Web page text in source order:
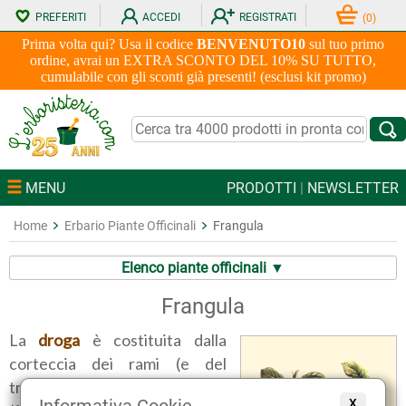
Prima volta qui? Usa il codice BENVENUTO10 sul tuo primo
ordine, avrai un EXTRA SCONTO DEL 10% SU TUTTO,
cumulabile con gli sconti già presenti! (esclusi kit promo)
PREFERITI ACCEDI REGISTRATI (0)
MENU PRODOTTI | NEWSLETTER
Home Erbario Piante Officinali Frangula
Elenco piante officinali ▼
Frangula
La droga è costituita dalla
corteccia dei rami (e del
tronco) di Rhamnus frangula L.